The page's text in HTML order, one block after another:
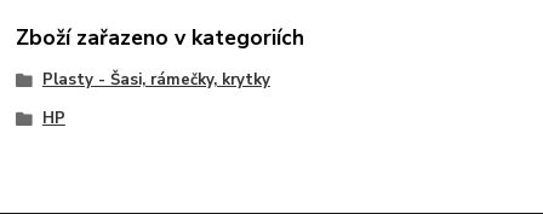
Zboží zařazeno v kategoriích
Plasty - Šasi, rámečky, krytky
HP